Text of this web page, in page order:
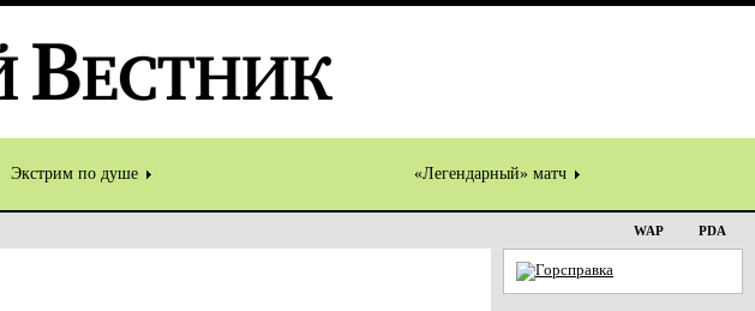
Экстрим по душе «Легендарный» матч
WAP PDA